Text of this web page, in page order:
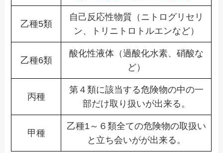
乙種5類
自己反応性物質（ニトログリセリ
ン、トリニトロトルエンなど）
乙種6類
酸化性液体（過酸化水素、硝酸な
ど）
丙種
第４類に該当する危険物の中の一
部だけ取り扱いが出来る。
甲種
乙種1～６類全ての危険物の取扱い
と立ち会いがが出来る。